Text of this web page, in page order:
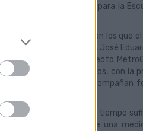
y en la calle Fortuny para la
de padres y madres, con los que
de Gran Canaria, José
promotores del proyecto
de estos encuentros, con la
de noviembre (se acompañan
los menores durante el tiempo
marcha. Se trata de una